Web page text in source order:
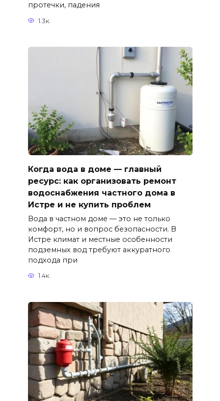
протечки, падения
1.3к.
Когда вода в доме — главный
ресурс: как организовать ремонт
водоснабжения частного дома в
Истре и не купить проблем
Вода в частном доме — это не только
комфорт, но и вопрос безопасности. В
Истре климат и местные особенности
подземных вод требуют аккуратного
подхода при
1.4к.